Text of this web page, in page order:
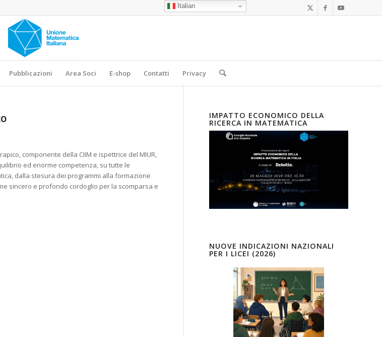
Pubblicazioni Area Soci E-shop Contatti Privacy
componente della CIIM e ispettrice del MIUR,
ed enorme competenza, su tutte le
dalla stesura dei programmi alla formazione
sincero e profondo cordoglio per la scomparsa e
IMPATTO ECONOMICO DELLA
RICERCA IN MATEMATICA
NUOVE INDICAZIONI NAZIONALI
PER I LICEI (2026)
Italian